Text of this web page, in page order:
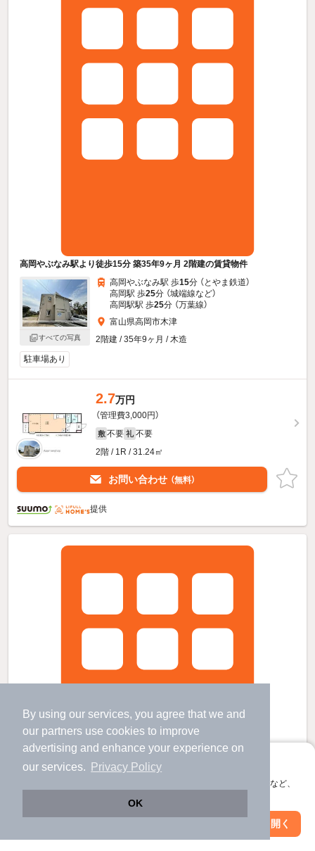
By using our services, you agree that we and
our partners use cookies to improve
advertising and enhance your experience on
our services.
Privacy Policy
OK
アプリに切り替えて、サクサクお部屋探し
会員登録なしですぐ使える。マップ検索やお気に入り保存など、
アプリを開く
高岡やぶなみ駅より徒歩15分 築35年9ヶ月 2階建の賃貸物件
すべての写真
高岡やぶなみ駅 歩15分 （とやま鉄道）
高岡駅 歩25分 （城端線など）
高岡駅駅 歩25分 （万葉線）
富山県高岡市木津
2階建 / 35年9ヶ月 / 木造
駐車場あり
2.7万円
（管理費3,000円）
敷 不要 礼 不要
2階 / 1R / 31.24㎡
お問い合わせ （無料）
提供
絞り込み条件を変更